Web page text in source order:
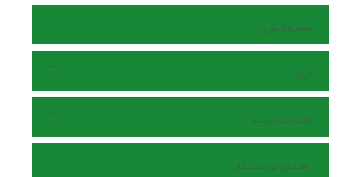
صفحه اصلی
مرور
اطلاعات نشریه
راهنمای نویسندگان